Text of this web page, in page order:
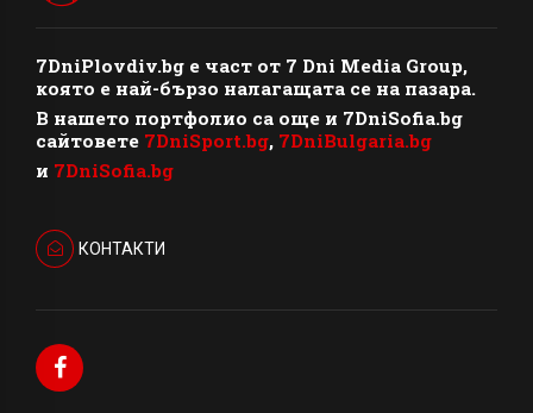
7DniPlovdiv.bg e част от 7 Dni Media Group,
която е най-бързо налагащата се на пазара.
В нашето портфолио са още и 7DniSofia.bg
сайтовете 7DniSport.bg, 7DniBulgaria.bg
и 7DniSofia.bg
КОНТАКТИ